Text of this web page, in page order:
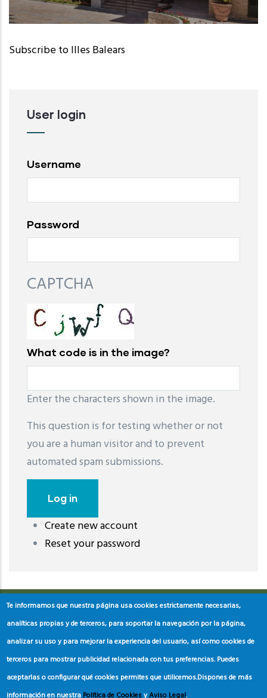
Subscribe to Illes Balears
User login
Username
Password
CAPTCHA
What code is in the image?
Enter the characters shown in the image.
This question is for testing whether or not
you are a human visitor and to prevent
automated spam submissions.
Create new account
Reset your password
레딧 다운로드coloring pages printable
download
Te informamos que nuestra página usa cookies estrictamente necesarias,
analíticas propias y de terceros, para soportar la navegación por la página,
analizar su uso y para mejorar la experiencia del usuario, así como cookies de
terceros para mostrar publicidad relacionada con tus preferencias. Puedes
aceptarlas o configurar qué cookies permites que utilicemos.Dispones de más
información en nuestra Política de CookiesyAviso Legal.